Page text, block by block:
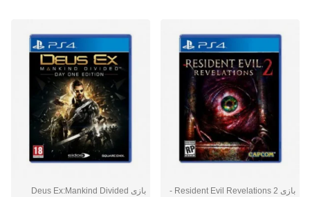
بازی Resident Evil Revelations 2 -
بازی Deus Ex:Mankind Divided